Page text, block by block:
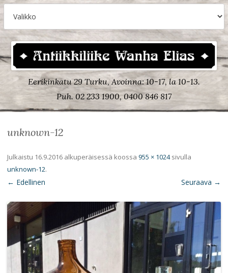
Eerikinkatu 29 Turku, Avoinna: 10-17, la 10-13.
Puh. 02 233 1900, 0400 846 817
unknown-12
Julkaistu 16.9.2016 alkuperäisessä koossa 955 × 1024sivulla
unknown-12.
← Edellinen Seuraava →